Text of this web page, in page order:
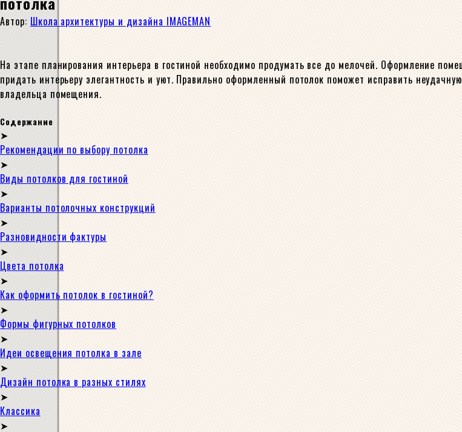
Автор: Школа архитектуры и дизайна IMAGEMAN
На этапе планирования интерьера в гостиной необходимо продумать все до мелочей. Оформление
придать интерьеру элегантность и уют. Правильно оформленный потолок поможет исправить
владельца помещения.
Содержание
Рекомендации по выбору потолка
Виды потолков для гостиной
Варианты потолочных конструкций
Разновидности фактуры
Цвета потолка
Как оформить потолок в гостиной?
Формы фигурных потолков
Идеи освещения потолка в зале
Дизайн потолка в разных стилях
Классика